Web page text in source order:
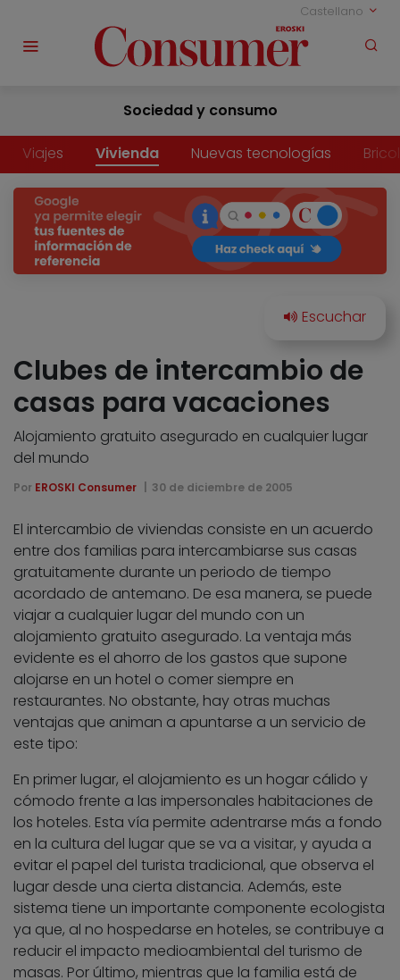
Castellano
Sociedad y consumo
Viajes Vivienda Nuevas tecnologías
Clubes de intercambio de
casas para vacaciones
Alojamiento gratuito asegurado en cualquier lugar
del mundo
Por EROSKI Consumer 30 de diciembre de 2005
El intercambio de viviendas consiste en un acuerdo
entre dos familias para intercambiarse sus casas
gratuitamente durante un periodo de tiempo
acordado de antemano. De esa manera, se puede
viajar a cualquier lugar del mundo con un
alojamiento gratuito asegurado. La ventaja más
evidente es el ahorro de los gastos que supone
alojarse en un hotel o comer siempre en
restaurantes. No obstante, hay otras muchas
ventajas que animan a apuntarse a un servicio de
este tipo:
En primer lugar, el alojamiento es un hogar cálido y
cómodo frente a las impersonales habitaciones de
los hoteles. Esta vía permite adentrarse más a fondo
en la cultura del lugar que se va a visitar, y ayuda a
evitar el papel del turista tradicional, que observa el
lugar desde una cierta distancia. Además, este
sistema tiene un importante componente ecologista
ya que, al no hospedarse en hoteles, se contribuye a
reducir el impacto medioambiental del turismo de
masas. Por último, mientras que la familia está de